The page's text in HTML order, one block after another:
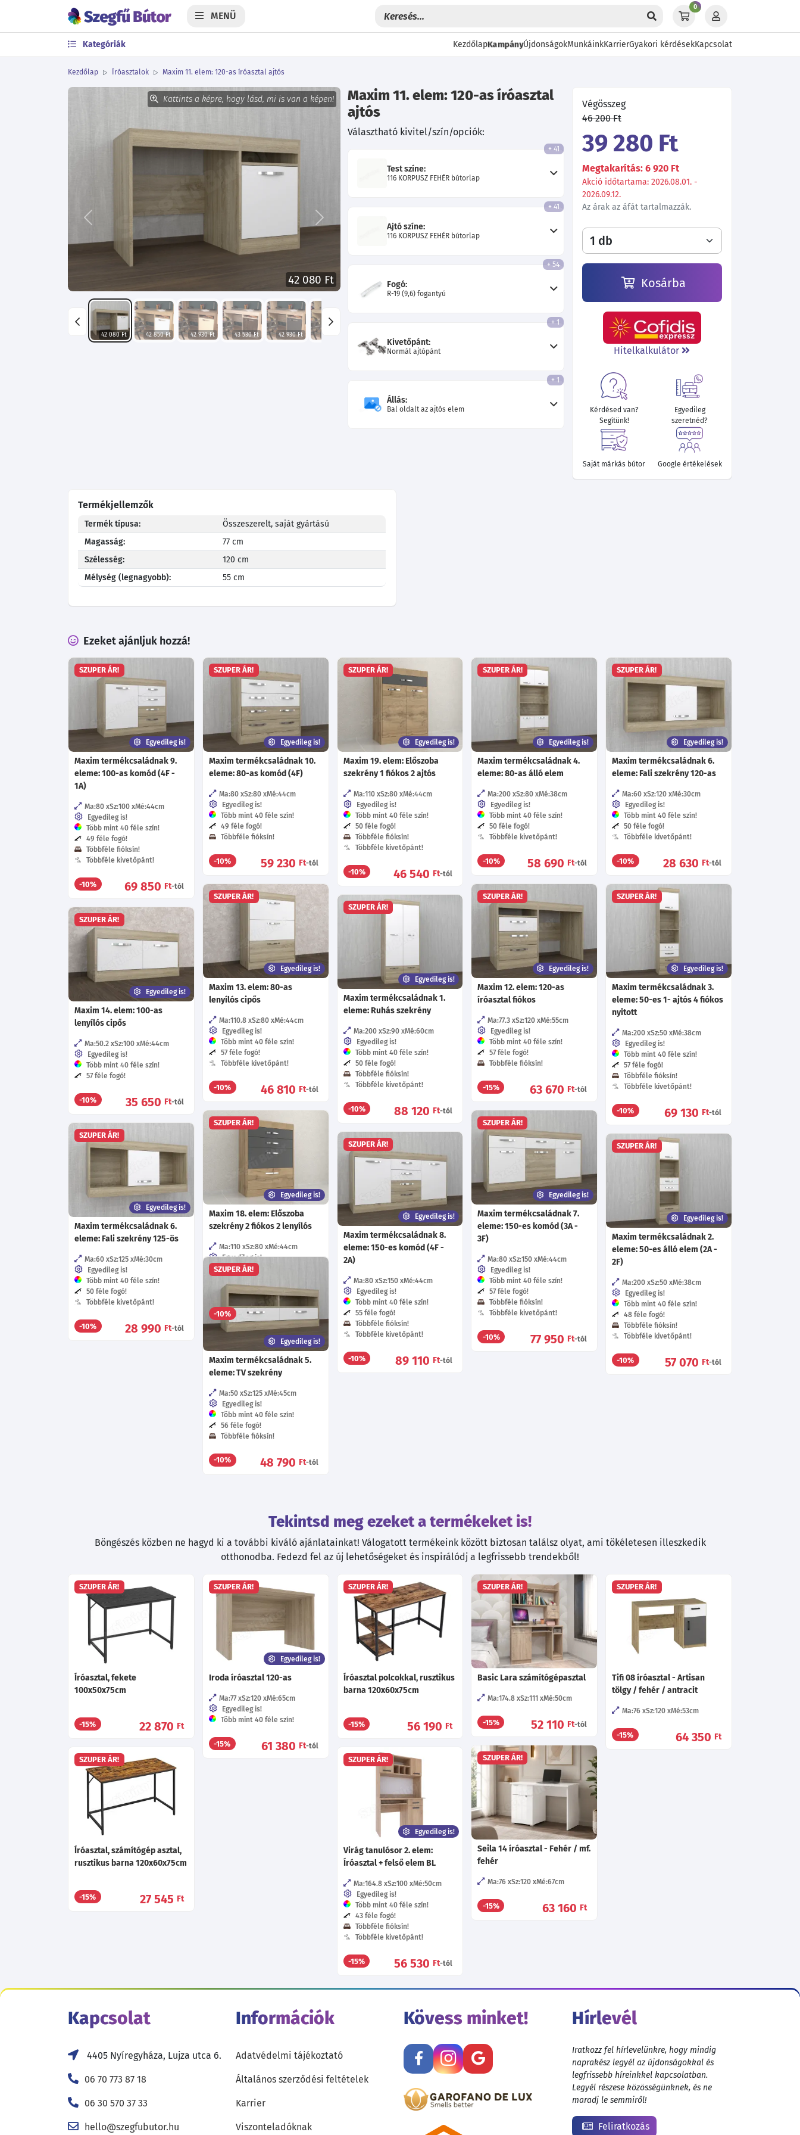
MENÜ
0
Kategóriák KezdőlapKampányÚjdonságokMunkáinkKarrierGyakori kérdésekKapcsolat
Kezdőlap Íróasztalok Maxim 11. elem: 120-as íróasztal ajtós
Kattints a képre, hogy lásd, mi is van a képen!
42 080 Ft
Előző Következő
42 080 Ft 42 850 Ft 42 930 Ft 43 530 Ft 42 930 Ft 40 550 Ft
Maxim 11. elem: 120-as íróasztal
ajtós
Választható kivitel/szín/opciók:
Test színe:
116 KORPUSZ FEHÉR bútorlap
+ 41
Ajtó színe:
116 KORPUSZ FEHÉR bútorlap
+ 41
Fogó:
R-19 (9,6) fogantyú
+ 54
Kivetőpánt:
Normál ajtópánt
+ 1
Állás:
Bal oldalt az ajtós elem
+ 1
Végösszeg
46 200 Ft
39 280 Ft
Megtakarítás: 6 920 Ft
Akció időtartama: 2026.08.01. -
2026.09.12.
Az árak az áfát tartalmazzák.
Kosárba
Hitelkalkulátor
Kérdésed van?
Segítünk!
Egyedileg
szeretnéd?
Saját márkás bútor Google értékelések
Termékjellemzők
Termék típusa:
Összeszerelt, saját gyártású
Magasság:
77 cm
Szélesség:
120 cm
Mélység (legnagyobb):
55 cm
Ezeket ajánljuk hozzá!
SZUPER ÁR!
Egyedileg is!
Maxim termékcsaládnak 9.
eleme: 100-as komód (4F -
1A)
Ma:80 Sz:100 Mé:44cm
Egyedileg is!
Több mint 40 féle szín!
49 féle fogó!
Többféle fióksín!
Többféle kivetőpánt!
-10% 69 850 Ft-tól
SZUPER ÁR!
Egyedileg is!
Maxim termékcsaládnak 10.
eleme: 80-as komód (4F)
Ma:80 Sz:80 Mé:44cm
Egyedileg is!
Több mint 40 féle szín!
49 féle fogó!
Többféle fióksín!
-10% 59 230 Ft-tól
SZUPER ÁR!
Egyedileg is!
Maxim 19. elem: Előszoba
szekrény 1 fiókos 2 ajtós
Ma:110 Sz:80 Mé:44cm
Egyedileg is!
Több mint 40 féle szín!
50 féle fogó!
Többféle fióksín!
Többféle kivetőpánt!
-10% 46 540 Ft-tól
SZUPER ÁR!
Egyedileg is!
Maxim termékcsaládnak 4.
eleme: 80-as álló elem
Ma:200 Sz:80 Mé:38cm
Egyedileg is!
Több mint 40 féle szín!
50 féle fogó!
Többféle kivetőpánt!
-10% 58 690 Ft-tól
SZUPER ÁR!
Egyedileg is!
Maxim termékcsaládnak 6.
eleme: Fali szekrény 120-as
Ma:60 Sz:120 Mé:30cm
Egyedileg is!
Több mint 40 féle szín!
50 féle fogó!
Többféle kivetőpánt!
-10% 28 630 Ft-tól
SZUPER ÁR!
Egyedileg is!
Maxim 13. elem: 80-as
lenyílós cipős
Ma:110.8 Sz:80 Mé:44cm
Egyedileg is!
Több mint 40 féle szín!
57 féle fogó!
Többféle kivetőpánt!
-10% 46 810 Ft-tól
SZUPER ÁR!
Egyedileg is!
Maxim 12. elem: 120-as
íróasztal fiókos
Ma:77.3 Sz:120 Mé:55cm
Egyedileg is!
Több mint 40 féle szín!
57 féle fogó!
Többféle fióksín!
-15% 63 670 Ft-tól
SZUPER ÁR!
Egyedileg is!
Maxim termékcsaládnak 3.
eleme: 50-es 1- ajtós 4 fiókos
nyitott
Ma:200 Sz:50 Mé:38cm
Egyedileg is!
Több mint 40 féle szín!
57 féle fogó!
Többféle fióksín!
Többféle kivetőpánt!
-10% 69 130 Ft-tól
SZUPER ÁR!
Egyedileg is!
Maxim termékcsaládnak 1.
eleme: Ruhás szekrény
Ma:200 Sz:90 Mé:60cm
Egyedileg is!
Több mint 40 féle szín!
50 féle fogó!
Többféle fióksín!
Többféle kivetőpánt!
-10% 88 120 Ft-tól
SZUPER ÁR!
Egyedileg is!
Maxim 14. elem: 100-as
lenyílós cipős
Ma:50.2 Sz:100 Mé:44cm
Egyedileg is!
Több mint 40 féle szín!
57 féle fogó!
-10% 35 650 Ft-tól
SZUPER ÁR!
Egyedileg is!
Maxim 18. elem: Előszoba
szekrény 2 fiókos 2 lenyílós
Ma:110 Sz:80 Mé:44cm
Egyedileg is!
Több mint 40 féle szín!
Többféle fióksín!
-10% 54 190Ft
SZUPER ÁR!
Egyedileg is!
Maxim termékcsaládnak 7.
eleme: 150-es komód (3A -
3F)
Ma:80 Sz:150 Mé:44cm
Egyedileg is!
Több mint 40 féle szín!
57 féle fogó!
Többféle fióksín!
Többféle kivetőpánt!
-10% 77 950 Ft-tól
SZUPER ÁR!
Egyedileg is!
Maxim termékcsaládnak 6.
eleme: Fali szekrény 125-ös
Ma:60 Sz:125 Mé:30cm
Egyedileg is!
Több mint 40 féle szín!
50 féle fogó!
Többféle kivetőpánt!
-10% 28 990 Ft-tól
SZUPER ÁR!
Egyedileg is!
Maxim termékcsaládnak 8.
eleme: 150-es komód (4F -
2A)
Ma:80 Sz:150 Mé:44cm
Egyedileg is!
Több mint 40 féle szín!
55 féle fogó!
Többféle fióksín!
Többféle kivetőpánt!
-10% 89 110 Ft-tól
SZUPER ÁR!
Egyedileg is!
Maxim termékcsaládnak 2.
eleme: 50-es álló elem (2A -
2F)
Ma:200 Sz:50 Mé:38cm
Egyedileg is!
Több mint 40 féle szín!
48 féle fogó!
Többféle fióksín!
Többféle kivetőpánt!
-10% 57 070 Ft-tól
SZUPER ÁR!
Egyedileg is!
Maxim termékcsaládnak 5.
eleme: TV szekrény
Ma:50 Sz:125 Mé:45cm
Egyedileg is!
Több mint 40 féle szín!
56 féle fogó!
Többféle fióksín!
-10% 48 790 Ft-tól
Tekintsd meg ezeket a termékeket is!
Böngészés közben ne hagyd ki a további kiváló ajánlatainkat! Válogatott termékeink között biztosan találsz olyat, ami tökéletesen illeszkedik
otthonodba. Fedezd fel az új lehetőségeket és inspirálódj a legfrissebb trendekből!
SZUPER ÁR!
Íróasztal, fekete
100x50x75cm
-15% 22 870 Ft
SZUPER ÁR!
Egyedileg is!
Iroda íróasztal 120-as
Ma:77 Sz:120 Mé:65cm
Egyedileg is!
Több mint 40 féle szín!
-15% 61 380 Ft-tól
SZUPER ÁR!
Íróasztal polcokkal, rusztikus
barna 120x60x75cm
-15% 56 190 Ft
SZUPER ÁR!
Basic Lara számítógépasztal
Ma:174.8 Sz:111 Mé:50cm
-15% 52 110 Ft-tól
SZUPER ÁR!
Tifi 08 íróasztal - Artisan
tölgy / fehér / antracit
Ma:76 Sz:120 Mé:53cm
-15% 64 350 Ft
SZUPER ÁR!
Seila 14 íróasztal - Fehér / mf.
fehér
Ma:76 Sz:120 Mé:67cm
-15% 63 160 Ft
SZUPER ÁR!
Íróasztal, számítógép asztal,
rusztikus barna 120x60x75cm
-15% 27 545 Ft
SZUPER ÁR!
Egyedileg is!
Virág tanulósor 2. elem:
Íróasztal + felső elem BL
Ma:164.8 Sz:100 Mé:50cm
Egyedileg is!
Több mint 40 féle szín!
43 féle fogó!
Többféle fióksín!
Többféle kivetőpánt!
-15% 56 530 Ft-tól
Kapcsolat
4405 Nyíregyháza, Lujza utca 6.
06 70 773 87 18
06 30 570 37 33
hello@szegfubutor.hu
Információk
Adatvédelmi tájékoztató
Általános szerződési feltételek
Karrier
Viszonteladóknak
Kövess minket! Hírlevél
Iratkozz fel hírlevelünkre, hogy mindig
naprakész legyél az újdonságokkal és
legfrissebb híreinkkel kapcsolatban.
Legyél részese közösségünknek, és ne
maradj le semmiről!
Feliratkozás